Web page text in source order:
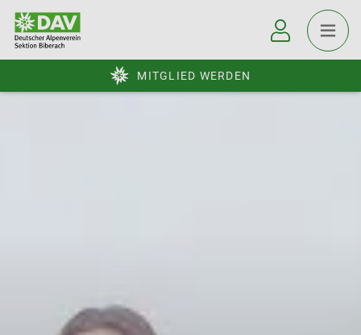
MITGLIED WERDEN